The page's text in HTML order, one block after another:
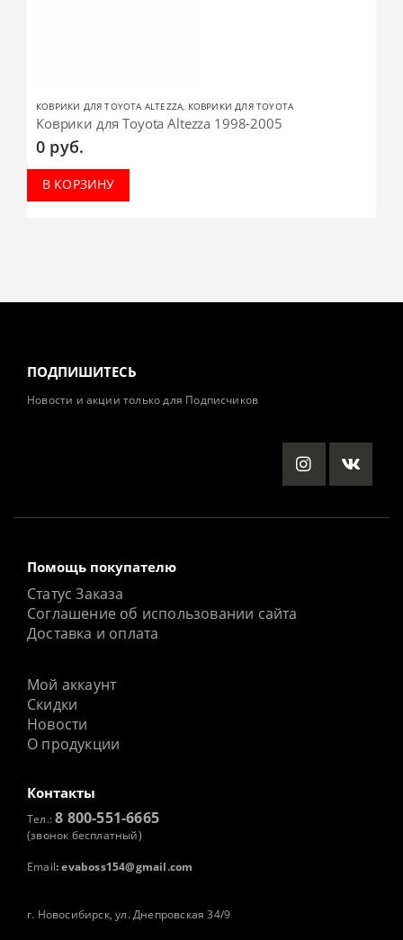
КОВРИКИ ДЛЯ TOYOTA ALTEZZA, КОВРИКИ ДЛЯ TOYOTA
Коврики для Toyota Altezza 1998-2005
0 руб.
В КОРЗИНУ
ПОДПИШИТЕСЬ
Новости и акции только для Подписчиков
Помощь покупателю
Статус Заказа
Соглашение об использовании сайта
Доставка и оплата
Мой аккаунт
Скидки
Новости
О продукции
Контакты
Тел.:8 800-551-6665
(звонок бесплатный)
Email: evaboss154@gmail.com
г. Новосибирск, ул. Днепровская 34/9